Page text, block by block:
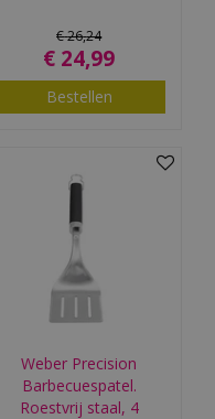
€26,24
€ 24,99
Bestellen
Weber Precision
Barbecuespatel.
Roestvrij staal, 4